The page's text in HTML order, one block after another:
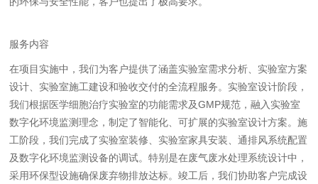
服务内容
在项目实施中，我们为客户提供了涵盖实验室需求分析、实验室方案
设计、实验室施工建设和验收交付的全流程服务。实验室设计阶段，
我们根据医学细胞治疗实验室的功能需求及GMP规范，融入实验室
数字化环境监测理念，制定了智能化、可扩展的实验室设计方案。施
工阶段，我们完成了实验室装修、实验室家具安装、通排风系统配置
及数字化环境监测设备的调试。特别是在废气废水处理系统设计中，
采用环保型设施确保废弃物排放达标。竣工后，我们协助客户完成设